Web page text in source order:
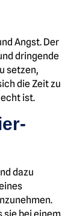
Angst. Der
dringende
setzen,
die Zeit zu
ist.
dazu